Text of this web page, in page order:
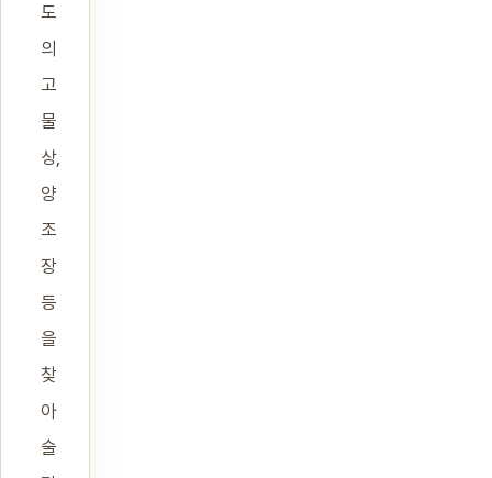
도
의
고
물
상,
양
조
장
등
을
찾
아
술